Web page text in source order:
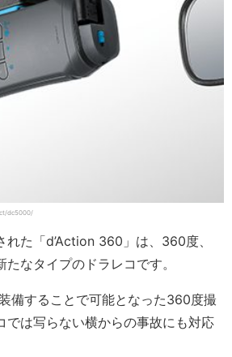
dc5000/
れた「d’Action 360」は、360度、
なタイプのドラレコです。
備することで可能となった360度撮
では写らない横からの事故にも対応